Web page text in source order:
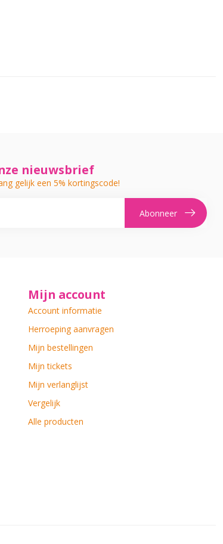
nieuwsbrief
gelijk een 5% kortingscode!
Abonneer
Mijn account
Account informatie
Herroeping aanvragen
Mijn bestellingen
Mijn tickets
Mijn verlanglijst
Vergelijk
Alle producten